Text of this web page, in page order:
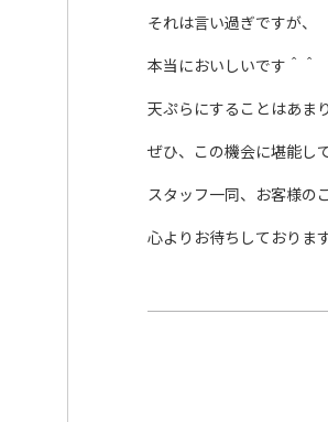
それは言い過ぎですが、
本当においしいです＾＾
天ぷらにすることはあま
ぜひ、この機会に堪能し
スタッフ一同、お客様の
心よりお待ちしております